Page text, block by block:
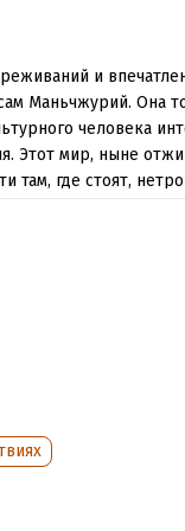
и
Маньчжурий. Она
человека
Этот мир, ныне
там, где стоят,
мир,
1872, Киев – 6 мая
имя получило
европейские и